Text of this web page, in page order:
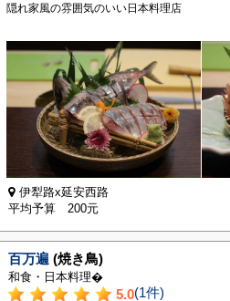
隠れ家風の雰囲気のいい日本料理店
伊犁路x延安西路
平均予算 200元
百万遍 (焼き鳥)
和食・日本料理�
5.0(1件)